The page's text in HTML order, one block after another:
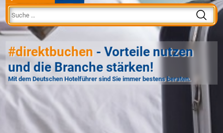
#direktbuchen - Vorteile nutzen
und die Branche stärken!
Mit dem Deutschen Hotelführer sind Sie immer bestens beraten.